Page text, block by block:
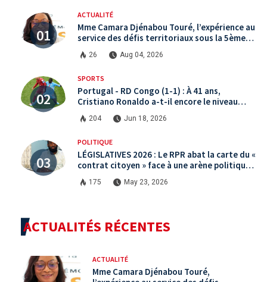
ACTUALITÉ
Mme Camara Djénabou Touré, l’expérience au
service des défis territoriaux sous la 5ème
République
26 Aug 04, 2026
SPORTS
Portugal - RD Congo (1-1) : À 41 ans,
Cristiano Ronaldo a-t-il encore le niveau
international ?
204 Jun 18, 2026
POLITIQUE
LÉGISLATIVES 2026 : Le RPR abat la carte du «
contrat citoyen » face à une arène politique
saturée.
175 May 23, 2026
ACTUALITÉS RÉCENTES
ACTUALITÉ
Mme Camara Djénabou Touré,